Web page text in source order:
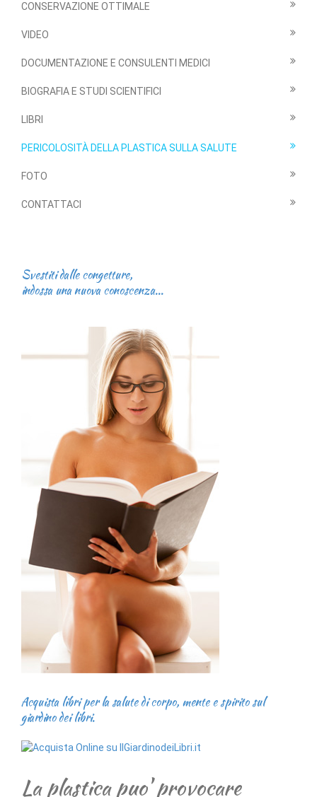
CONSERVAZIONE OTTIMALE
VIDEO
DOCUMENTAZIONE E CONSULENTI MEDICI
BIOGRAFIA E STUDI SCIENTIFICI
LIBRI
PERICOLOSITÀ DELLA PLASTICA SULLA SALUTE
FOTO
CONTATTACI
Svestiti dalle congetture,
indossa una nuova conoscenza...
Acquista libri per la salute di corpo, mente e spirito sul
giardino dei libri.
La plastica puo' provocare